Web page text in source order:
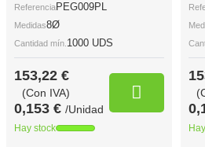
ReferenciaPEG009PL
Medidas8Ø
Cantidad mín. 1000 UDS
153,22 €
(Con IVA)
0,153 € /Unidad
Hay stock